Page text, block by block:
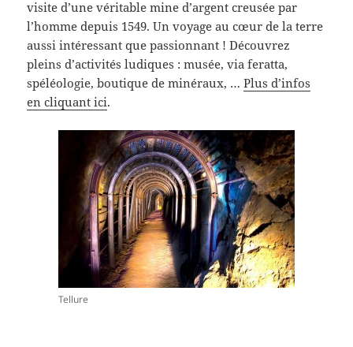
visite d’une véritable mine d’argent creusée par
l’homme depuis 1549. Un voyage au cœur de la terre
aussi intéressant que passionnant ! Découvrez
pleins d’activités ludiques : musée, via feratta,
spéléologie, boutique de minéraux, …Plus d’infos
en cliquant ici.
Tellure